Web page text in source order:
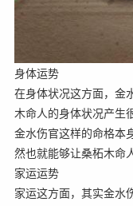
身体运势
在身体状况这方面，金
木命人的身体状况产生
金水伤官这样的命格本
然也就能够让桑柘木命
家运运势
家运这方面，其实金水